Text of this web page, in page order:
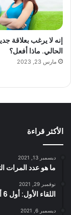
إنه لا يرغب بعلاقة
الحالي. ماذا أفعل؟
مارس 23, 2023
الأكثر قراءة
ديسمبر 13, 2021
ما هو عدد المرات
نوفمبر 29, 2021
اللقاء الأول: أول 6 أشياء يلاحظها الرجال في المرأة
ديسمبر 6, 2021